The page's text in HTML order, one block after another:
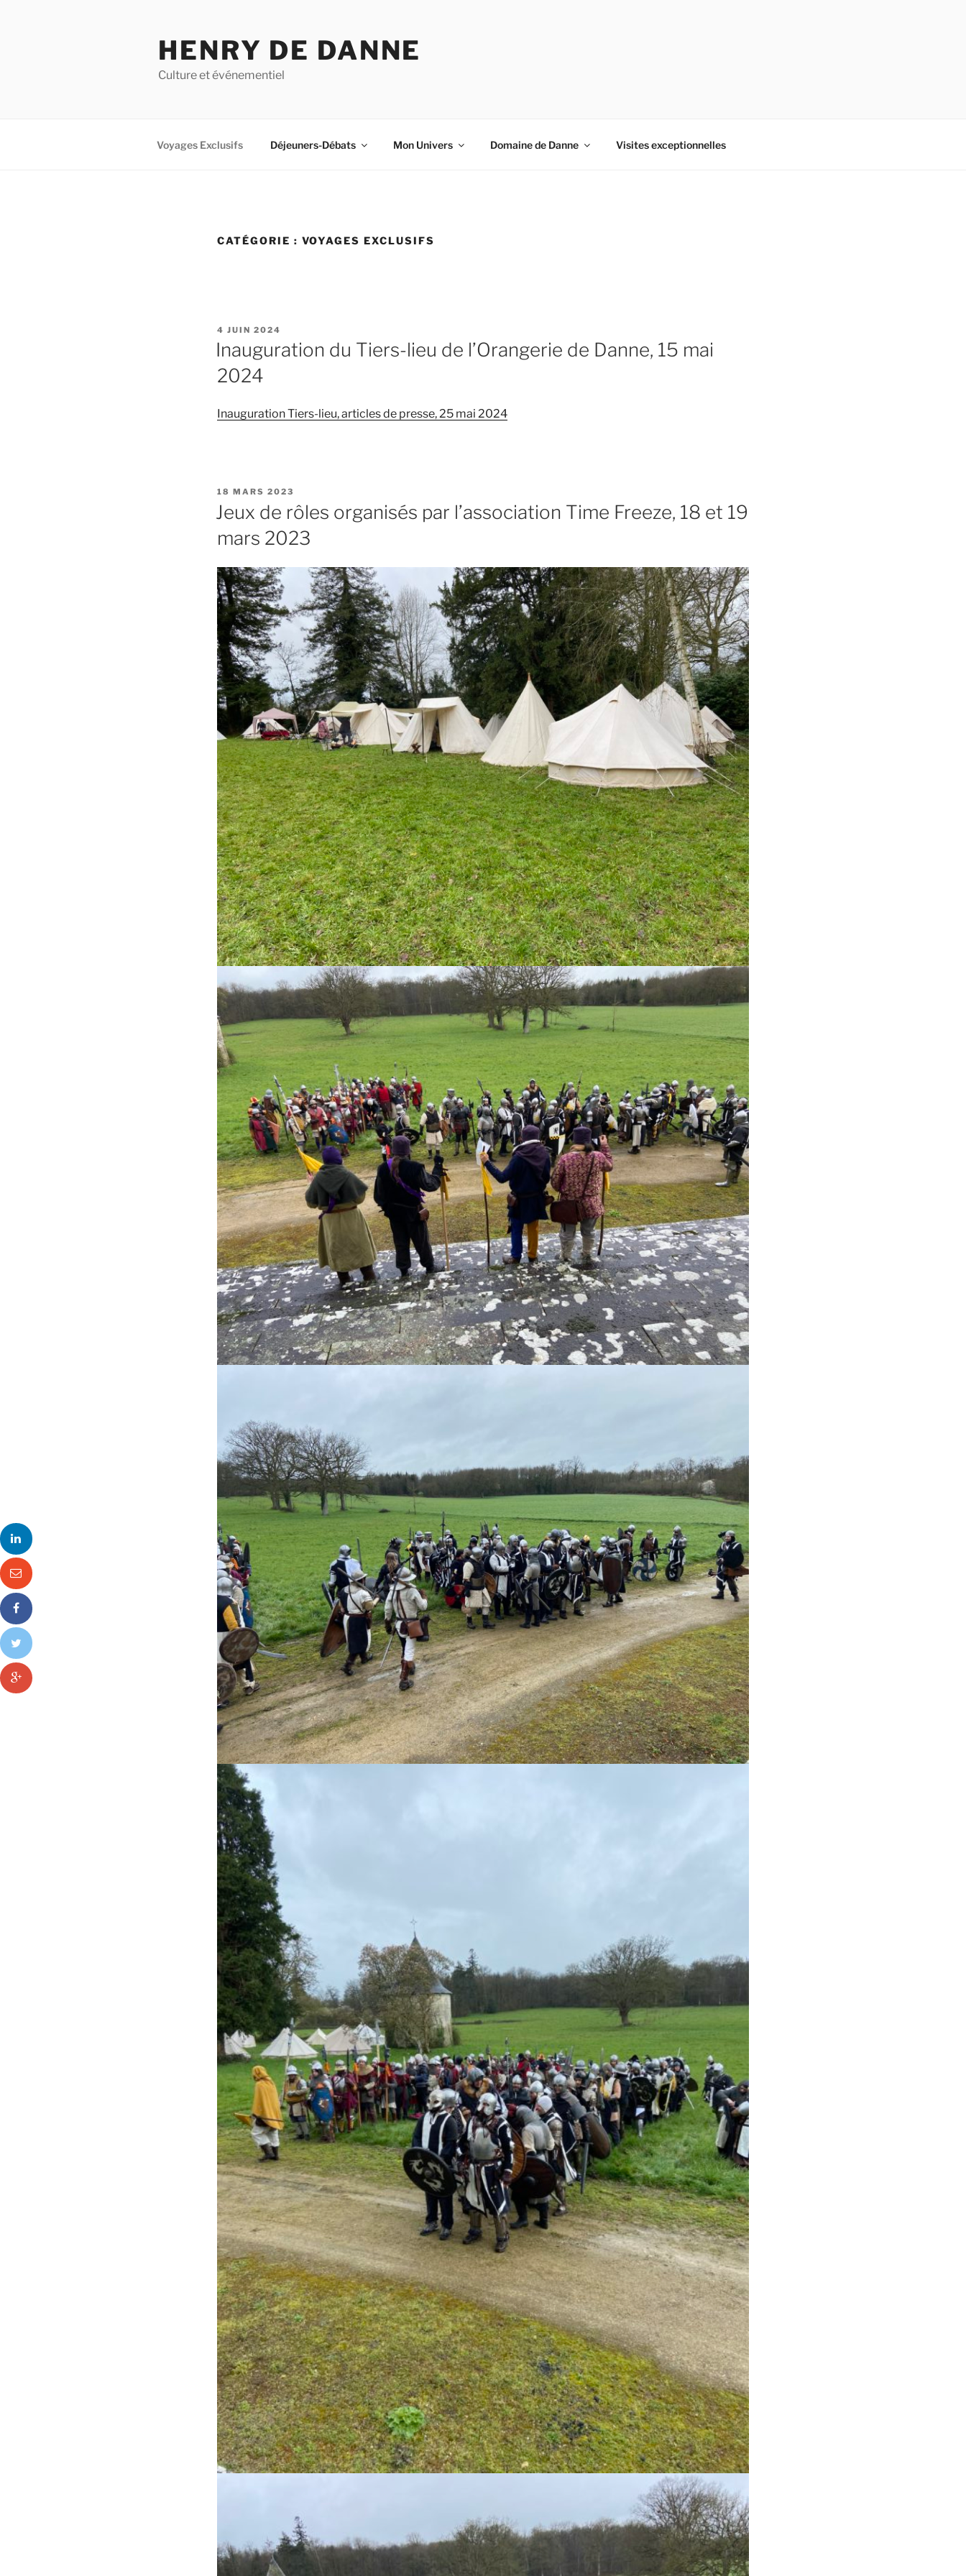
HENRY DE DANNE
Culture et événementiel
Voyages Exclusifs Déjeuners-Débats Mon Univers Domaine de Danne Visites exceptionnelles
CATÉGORIE : VOYAGES EXCLUSIFS
PUBLIÉ
LE
4 JUIN 2024
Inauguration du Tiers-lieu de l’Orangerie de Danne, 15 mai
2024
Inauguration Tiers-lieu, articles de presse, 25 mai 2024
PUBLIÉ
18 MARS 2023
Jeux de rôles organisés par l’association Time Freeze, 18 et 19
mars 2023